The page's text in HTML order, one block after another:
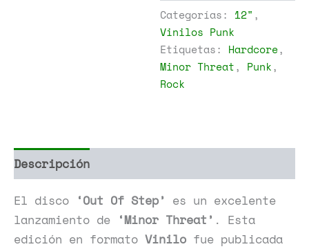
Of
Step
cantidad
Categorías: 12" ,
Vinilos Punk
Etiquetas: Hardcore,
Minor Threat, Punk,
Rock
Descripción
El disco ‘Out Of Step’ es un excelente
lanzamiento de ‘Minor Threat’ . Esta
edición en formato Vinilo fue publicada